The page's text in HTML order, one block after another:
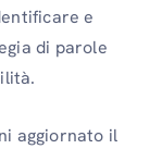
e
di parole
aggiornato il